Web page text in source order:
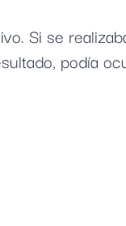
Si se
podía